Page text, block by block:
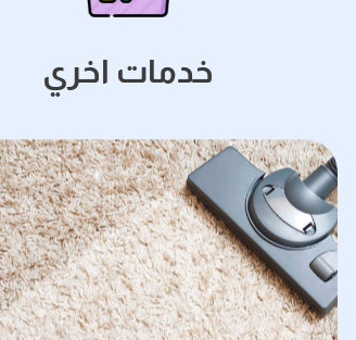
خدمات اخري